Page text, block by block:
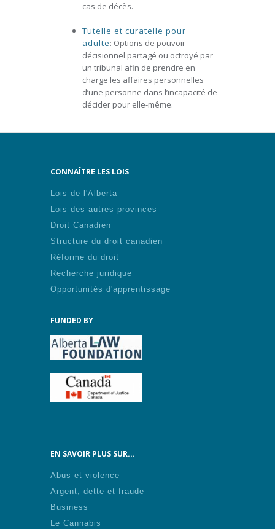
cas de décès.
Tutelle et curatelle pour
adulte: Options de pouvoir
décisionnel partagé ou octroyé par
un tribunal afin de prendre en
charge les affaires personnelles
d’une personne dans l’incapacité de
décider pour elle-même.
CONNAÎTRE LES LOIS
Lois de l'Alberta
Lois des autres provinces
Droit Canadien
Structure du droit canadien
Réforme du droit
Recherche juridique
Opportunités d'apprentissage
FUNDED BY
EN SAVOIR PLUS SUR...
Abus et violence
Argent, dette et fraude
Business
Le Cannabis